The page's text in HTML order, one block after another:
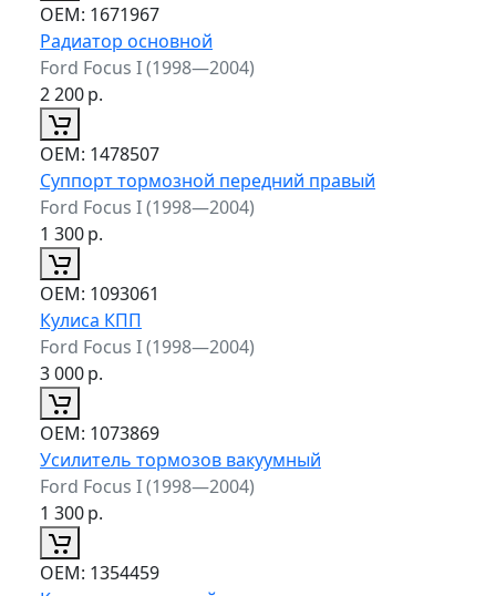
ОЕМ: 1671967
Радиатор основной
Ford Focus I (1998—2004)
2 200р.
ОЕМ: 1478507
Суппорт тормозной передний правый
Ford Focus I (1998—2004)
1 300р.
ОЕМ: 1093061
Кулиса КПП
Ford Focus I (1998—2004)
3 000р.
ОЕМ: 1073869
Усилитель тормозов вакуумный
Ford Focus I (1998—2004)
1 300р.
ОЕМ: 1354459